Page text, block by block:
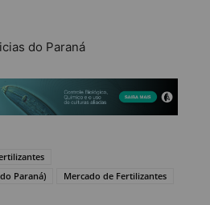
do Paraná
Paraná)
Mercado de Fertilizantes